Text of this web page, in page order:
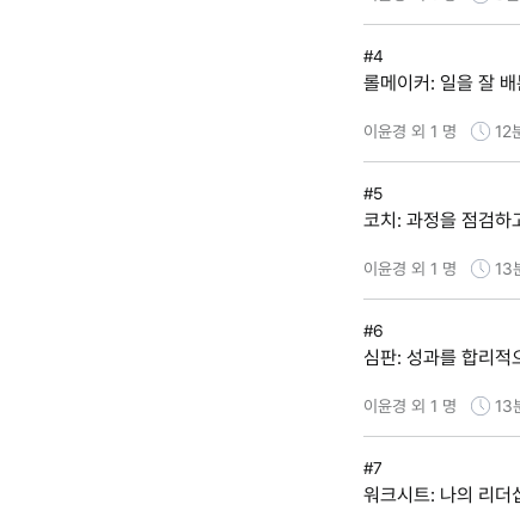
#4
롤메이커: 일을 잘
이윤경 외 1 명 12
#5
코치: 과정을 점검하
이윤경 외 1 명 13
#6
심판: 성과를 합리적
이윤경 외 1 명 13
#7
워크시트: 나의 리더